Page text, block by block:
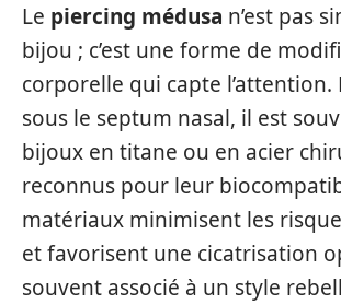
Le piercing médusa n’est pas
bijou ; c’est une forme de
corporelle qui capte l’attention.
sous le septum nasal, il est
bijoux en titane ou en acier
reconnus pour leur
matériaux minimisent les
et favorisent une cicatrisation
souvent associé à un style